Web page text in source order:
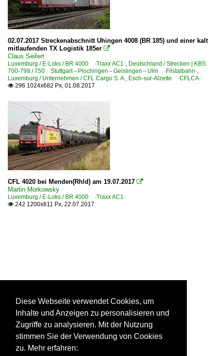
02.07.2017 Streckenabschnitt Uhingen 4008 (BR 185) und einer kalt
mitlaufenden TX Logistik 185er 
Claus Seifert
Luxemburg / E-Loks / BR 4000 ·Traxx AC1·, Deutschland / Strecken | KBS
700-799 / 750 Stuttgart – Plochingen – Geislingen – Ulm ·Filstalbahn·,
Luxemburg / Unternehmen / CFL Cargo S. A., Esch-sur-Alzette ·CFLCA·
 296 1024x682 Px, 01.08.2017
CFL 4020 bei Menden(Rhld) am 19.07.2017 
Martin Morkowsky
Luxemburg / E-Loks / BR 4000 ·Traxx AC1·
 242 1200x811 Px, 22.07.2017
Diese Webseite verwendet Cookies, um
Inhalte und Anzeigen zu personalisieren und
Zugriffe zu analysieren. Mit der Nutzung
stimmen Sie der Verwendung von Cookies
zu. Mehr erfahren: